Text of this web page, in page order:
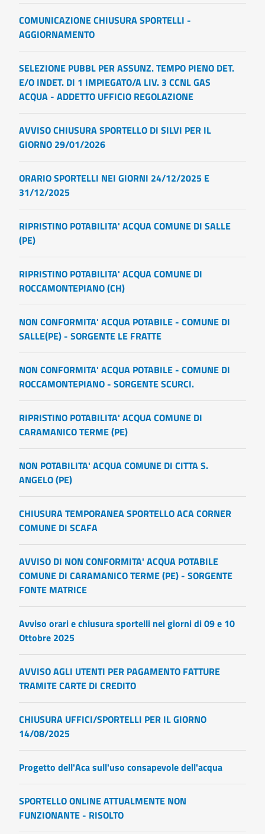
COMUNICAZIONE CHIUSURA SPORTELLI -
AGGIORNAMENTO
SELEZIONE PUBBL PER ASSUNZ. TEMPO PIENO DET.
E/O INDET. DI 1 IMPIEGATO/A LIV. 3 CCNL GAS
ACQUA - ADDETTO UFFICIO REGOLAZIONE
AVVISO CHIUSURA SPORTELLO DI SILVI PER IL
GIORNO 29/01/2026
ORARIO SPORTELLI NEI GIORNI 24/12/2025 E
31/12/2025
RIPRISTINO POTABILITA' ACQUA COMUNE DI SALLE
(PE)
RIPRISTINO POTABILITA' ACQUA COMUNE DI
ROCCAMONTEPIANO (CH)
NON CONFORMITA' ACQUA POTABILE - COMUNE DI
SALLE(PE) - SORGENTE LE FRATTE
NON CONFORMITA' ACQUA POTABILE - COMUNE DI
ROCCAMONTEPIANO - SORGENTE SCURCI.
RIPRISTINO POTABILITA' ACQUA COMUNE DI
CARAMANICO TERME (PE)
NON POTABILITA' ACQUA COMUNE DI CITTA S.
ANGELO (PE)
CHIUSURA TEMPORANEA SPORTELLO ACA CORNER
COMUNE DI SCAFA
AVVISO DI NON CONFORMITA' ACQUA POTABILE
COMUNE DI CARAMANICO TERME (PE) - SORGENTE
FONTE MATRICE
Avviso orari e chiusura sportelli nei giorni di 09 e 10
Ottobre 2025
AVVISO AGLI UTENTI PER PAGAMENTO FATTURE
TRAMITE CARTE DI CREDITO
CHIUSURA UFFICI/SPORTELLI PER IL GIORNO
14/08/2025
Progetto dell'Aca sull'uso consapevole dell'acqua
SPORTELLO ONLINE ATTUALMENTE NON
FUNZIONANTE - RISOLTO